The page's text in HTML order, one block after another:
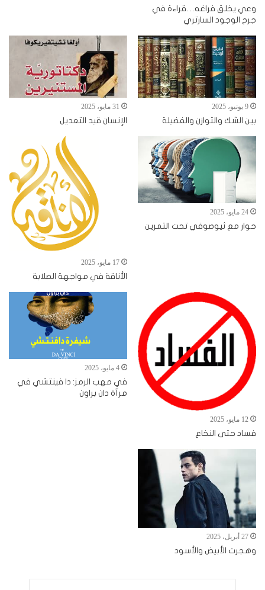
وعي يخلق فراغه…قراءة في
جرح الوجود السارتري
9 يونيو، 2025
بين الشك والتوازن والفضيلة
31 مايو، 2025
الإنسان قيد التعديل
24 مايو، 2025
حوار مع ثيوصوفي تحت التمرين
17 مايو، 2025
الأناقة في مواجهة الصلابة
12 مايو، 2025
فساد حتى النخاع
4 مايو، 2025
في مهب الرمز: دا فينتشي في
مرآة دان براون
27 أبريل، 2025
وهجرت الأبيض والأسود